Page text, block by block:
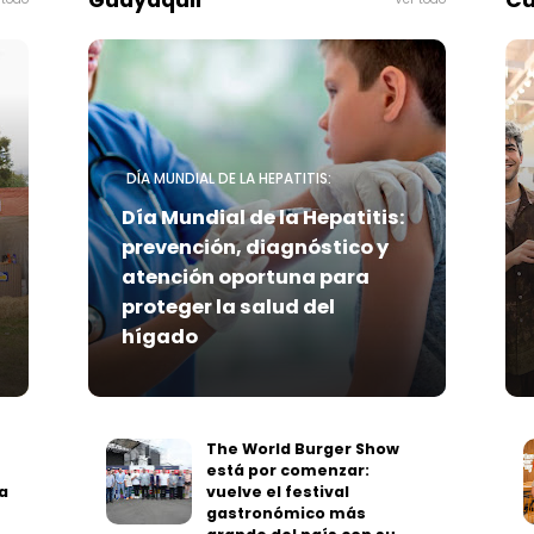
DÍA MUNDIAL DE LA HEPATITIS:
Día Mundial de la Hepatitis:
prevención, diagnóstico y
atención oportuna para
proteger la salud del
hígado
The World Burger Show
está por comenzar:
vuelve el festival
gastronómico más